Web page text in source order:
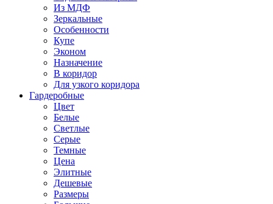
Из МДФ
Зеркальные
Особенности
Купе
Эконом
Назначение
В коридор
Для узкого коридора
Гардеробные
Цвет
Белые
Светлые
Серые
Темные
Цена
Элитные
Дешевые
Размеры